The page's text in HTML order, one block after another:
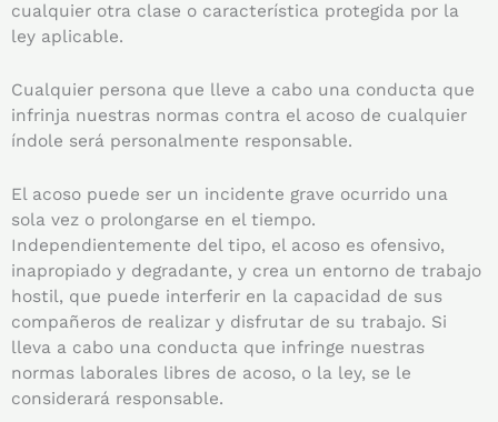
cualquier otra clase o característica protegida por la
ley aplicable.
Cualquier persona que lleve a cabo una conducta que
infrinja nuestras normas contra el acoso de cualquier
índole será personalmente responsable.
El acoso puede ser un incidente grave ocurrido una
sola vez o prolongarse en el tiempo.
Independientemente del tipo, el acoso es ofensivo,
inapropiado y degradante, y crea un entorno de trabajo
hostil, que puede interferir en la capacidad de sus
compañeros de realizar y disfrutar de su trabajo. Si
lleva a cabo una conducta que infringe nuestras
normas laborales libres de acoso, o la ley, se le
considerará responsable.